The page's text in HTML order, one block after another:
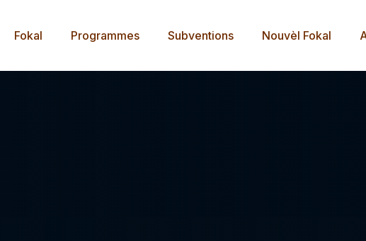
Fokal Programmes Subventions Nouvèl Fokal